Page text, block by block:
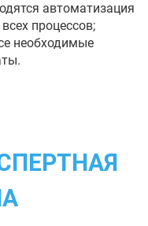
автоматизация
процессов;
необходимые